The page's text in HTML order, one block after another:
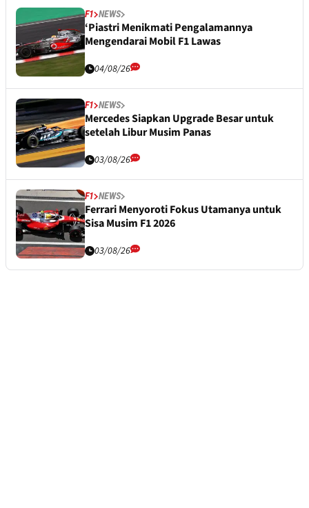
F1 NEWS
‘Piastri Menikmati Pengalamannya
Mengendarai Mobil F1 Lawas
04/08/26
F1 NEWS
Mercedes Siapkan Upgrade Besar untuk
setelah Libur Musim Panas
03/08/26
F1 NEWS
Ferrari Menyoroti Fokus Utamanya untuk
Sisa Musim F1 2026
03/08/26